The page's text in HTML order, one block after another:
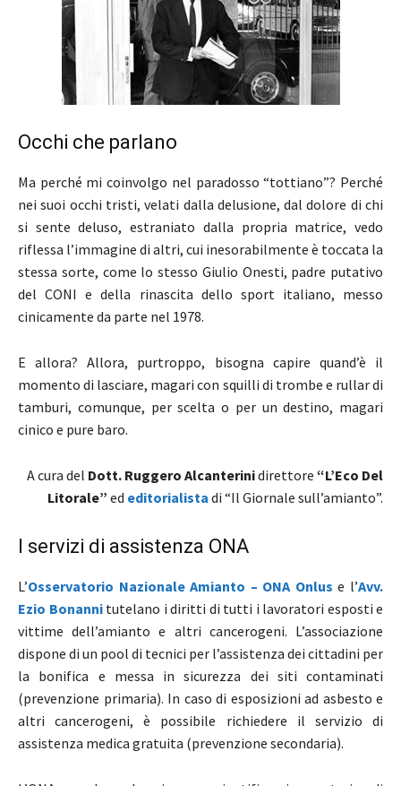
Occhi che parlano
Ma perché mi coinvolgo nel paradosso “tottiano”? Perché
nei suoi occhi tristi, velati dalla delusione, dal dolore di chi
si sente deluso, estraniato dalla propria matrice, vedo
riflessa l’immagine di altri, cui inesorabilmente è toccata la
stessa sorte, come lo stesso Giulio Onesti, padre putativo
del CONI e della rinascita dello sport italiano, messo
cinicamente da parte nel 1978.
E allora? Allora, purtroppo, bisogna capire quand’è il
momento di lasciare, magari con squilli di trombe e rullar di
tamburi, comunque, per scelta o per un destino, magari
cinico e pure baro.
A cura del Dott. Ruggero Alcanterinidirettore “L’Eco Del
Litorale” ed editorialista di “Il Giornale sull’amianto”.
I servizi di assistenza ONA
L’Osservatorio Nazionale Amianto – ONA Onlus e l’Avv.
Ezio Bonannitutelano i diritti di tutti i lavoratori esposti e
vittime dell’amianto e altri cancerogeni. L’associazione
dispone di un pool di tecnici per l’assistenza dei cittadini per
la bonifica e messa in sicurezza dei siti contaminati
(prevenzione primaria). In caso di esposizioni ad asbesto e
altri cancerogeni, è possibile richiedere il servizio di
assistenza medica gratuita (prevenzione secondaria).